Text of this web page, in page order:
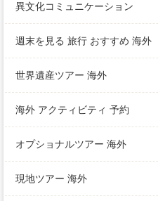
異文化コミュニケーション
週末を見る 旅行 おすすめ 海外
世界遺産ツアー 海外
海外 アクティビティ 予約
オプショナルツアー 海外
現地ツアー 海外